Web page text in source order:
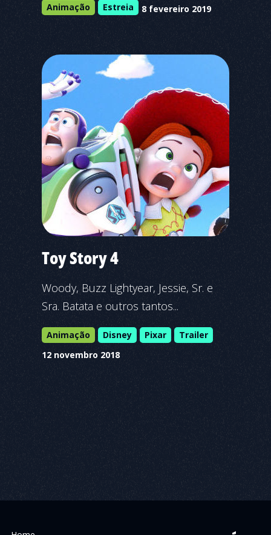
Animação Estreia 8 fevereiro 2019
Toy Story 4
Woody, Buzz Lightyear, Jessie, Sr. e
Sra. Batata e outros tantos...
Animação Disney Pixar
Trailer
12 novembro 2018